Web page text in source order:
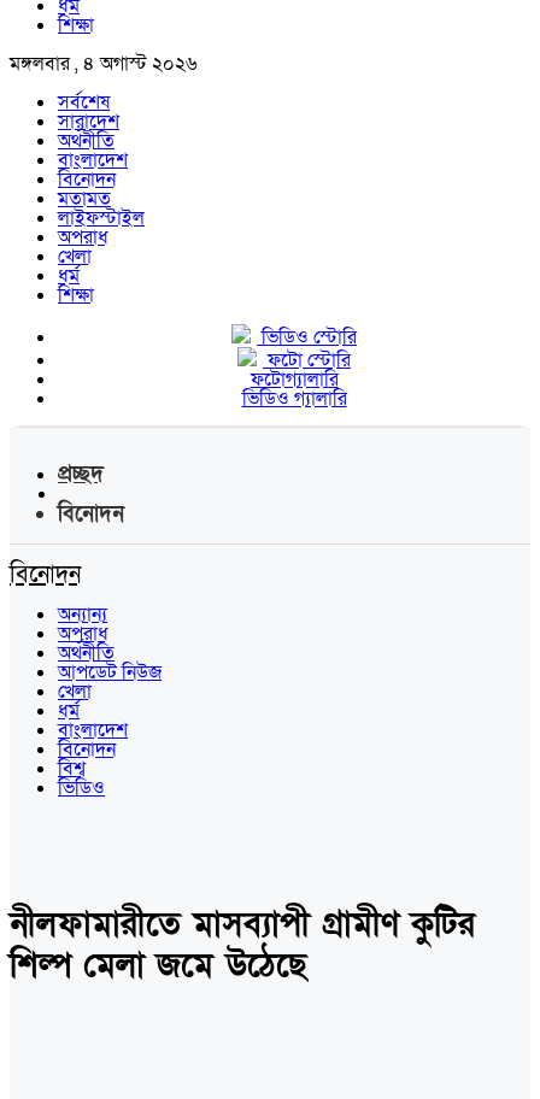
ধর্ম
শিক্ষা
মঙ্গলবার , ৪ অগাস্ট ২০২৬
সর্বশেষ
সারাদেশ
অর্থনীতি
বাংলাদেশ
বিনোদন
মতামত
লাইফস্টাইল
অপরাধ
খেলা
ধর্ম
শিক্ষা
ভিডিও স্টোরি
ফটো স্টোরি
ফটোগ্যালারি
ভিডিও গ্যালারি
প্রচ্ছদ
বিনোদন
বিনোদন
অন্যান্য
অপরাধ
অর্থনীতি
আপডেট নিউজ
খেলা
ধর্ম
বাংলাদেশ
বিনোদন
বিশ্ব
ভিডিও
নীলফামারীতে মাসব্যাপী গ্রামীণ কুটির
শিল্প মেলা জমে উঠেছে